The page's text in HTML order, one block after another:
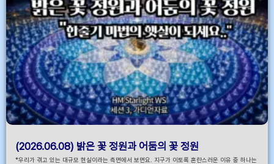
(2026.06.08) 밝은 꽃 정원과 어둠의 꽃 정원
*우리가 겪고 있는 대규모 현실이라는 측면에서 보면요. 지구가 이토록 혼란스러운 이유 중 하나는